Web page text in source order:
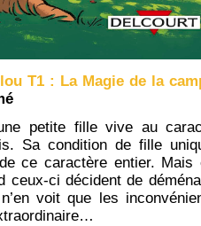
T1 : La Magie de la
petite fille vive au
Sa condition de fille
ce caractère entier. Mais
ceux-ci décident de
voit que les